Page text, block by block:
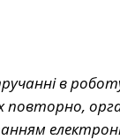
в
повторно,